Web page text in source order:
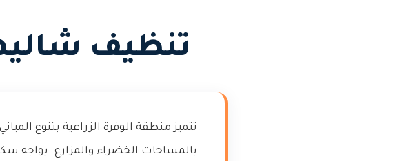
تنظيف
تتميز منطقة الوفرة الزراعية بتنوع
بالمساحات الخضراء والمزارع. يواجه